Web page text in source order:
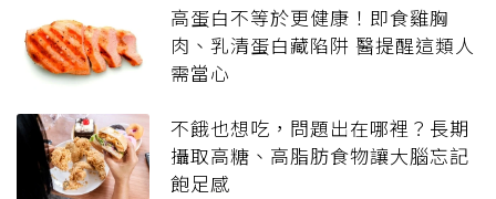
高蛋白不等於更健康！即食雞胸
肉、乳清蛋白藏陷阱 醫提醒這類人
需當心
不餓也想吃，問題出在哪裡？長期
攝取高糖、高脂肪食物讓大腦忘記
飽足感